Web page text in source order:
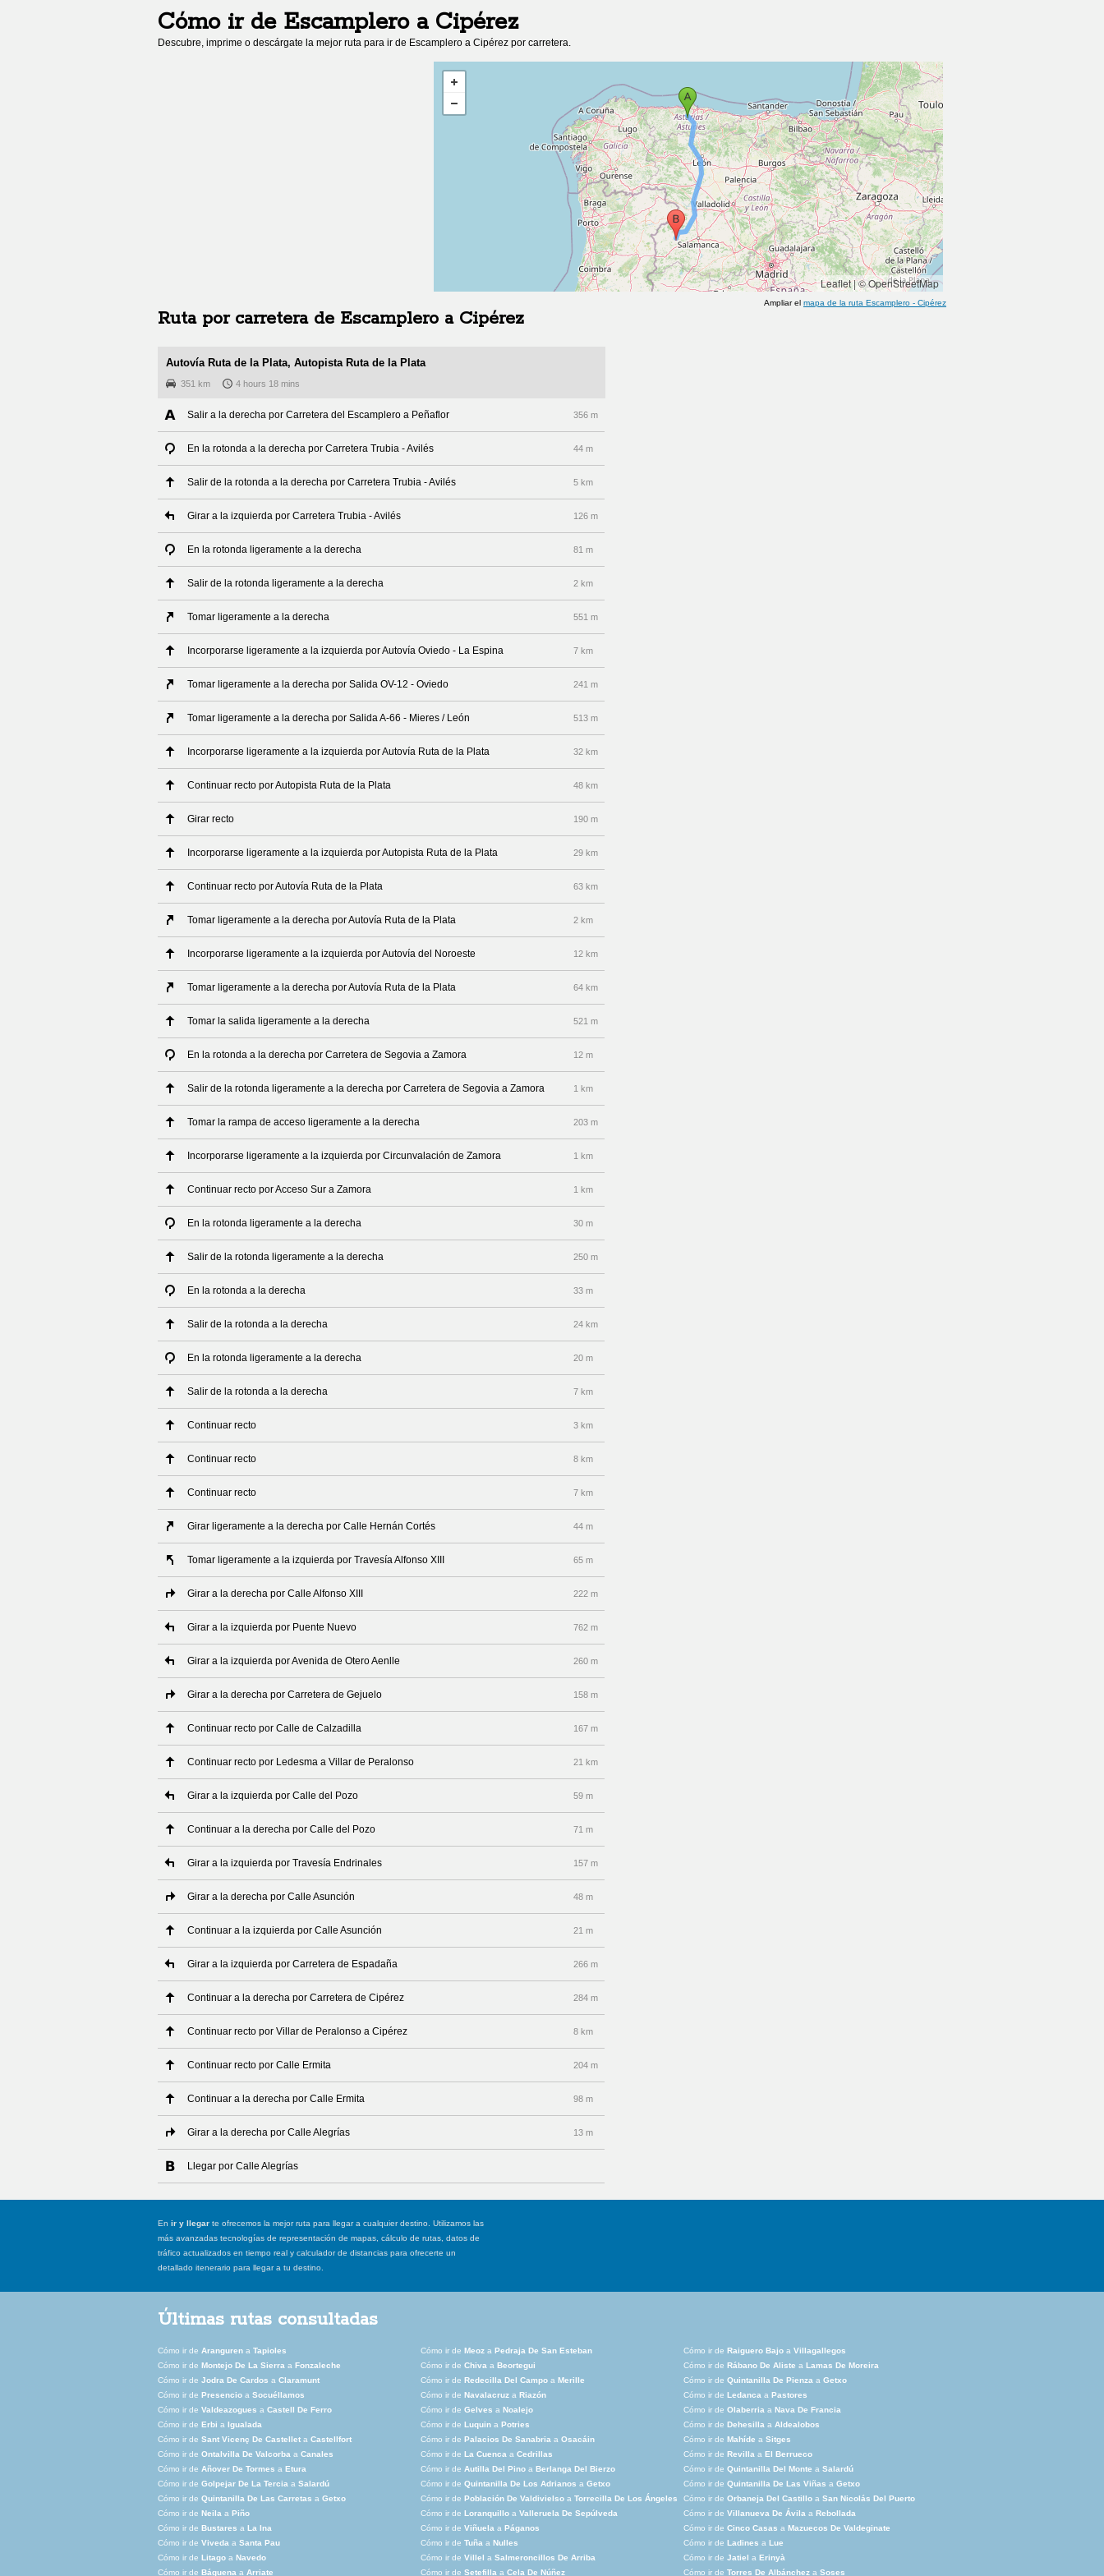
Cómo ir de Escampleroa Cipérez
Descubre, imprime o descárgate la mejor ruta para ir de Escamplero a Cipérez por carretera.
Leaflet|© OpenStreetMap
Ampliar el mapa de la ruta Escamplero - Cipérez
Ruta por carretera de Escamplero a Cipérez
Autovía Ruta de la Plata, Autopista Ruta de la Plata
351 km 4 hours 18 mins
Salir a la derecha por Carretera del Escamplero a Peñaflor 356 m
En la rotonda a la derecha por Carretera Trubia - Avilés 44 m
Salir de la rotonda a la derecha por Carretera Trubia - Avilés 5 km
Girar a la izquierda por Carretera Trubia - Avilés 126 m
En la rotonda ligeramente a la derecha 81 m
Salir de la rotonda ligeramente a la derecha 2 km
Tomar ligeramente a la derecha 551 m
Incorporarse ligeramente a la izquierda por Autovía Oviedo - La Espina 7 km
Tomar ligeramente a la derecha por Salida OV-12 - Oviedo 241 m
Tomar ligeramente a la derecha por Salida A-66 - Mieres / León 513 m
Incorporarse ligeramente a la izquierda por Autovía Ruta de la Plata 32 km
Continuar recto por Autopista Ruta de la Plata 48 km
Girar recto 190 m
Incorporarse ligeramente a la izquierda por Autopista Ruta de la Plata 29 km
Continuar recto por Autovía Ruta de la Plata 63 km
Tomar ligeramente a la derecha por Autovía Ruta de la Plata 2 km
Incorporarse ligeramente a la izquierda por Autovía del Noroeste 12 km
Tomar ligeramente a la derecha por Autovía Ruta de la Plata 64 km
Tomar la salida ligeramente a la derecha 521 m
En la rotonda a la derecha por Carretera de Segovia a Zamora 12 m
Salir de la rotonda ligeramente a la derecha por Carretera de Segovia a Zamora 1 km
Tomar la rampa de acceso ligeramente a la derecha 203 m
Incorporarse ligeramente a la izquierda por Circunvalación de Zamora 1 km
Continuar recto por Acceso Sur a Zamora 1 km
En la rotonda ligeramente a la derecha 30 m
Salir de la rotonda ligeramente a la derecha 250 m
En la rotonda a la derecha 33 m
Salir de la rotonda a la derecha 24 km
En la rotonda ligeramente a la derecha 20 m
Salir de la rotonda a la derecha 7 km
Continuar recto 3 km
Continuar recto 8 km
Continuar recto 7 km
Girar ligeramente a la derecha por Calle Hernán Cortés 44 m
Tomar ligeramente a la izquierda por Travesía Alfonso XIII 65 m
Girar a la derecha por Calle Alfonso XIII 222 m
Girar a la izquierda por Puente Nuevo 762 m
Girar a la izquierda por Avenida de Otero Aenlle 260 m
Girar a la derecha por Carretera de Gejuelo 158 m
Continuar recto por Calle de Calzadilla 167 m
Continuar recto por Ledesma a Villar de Peralonso 21 km
Girar a la izquierda por Calle del Pozo 59 m
Continuar a la derecha por Calle del Pozo 71 m
Girar a la izquierda por Travesía Endrinales 157 m
Girar a la derecha por Calle Asunción 48 m
Continuar a la izquierda por Calle Asunción 21 m
Girar a la izquierda por Carretera de Espadaña 266 m
Continuar a la derecha por Carretera de Cipérez 284 m
Continuar recto por Villar de Peralonso a Cipérez 8 km
Continuar recto por Calle Ermita 204 m
Continuar a la derecha por Calle Ermita 98 m
Girar a la derecha por Calle Alegrías 13 m
Llegar por Calle Alegrías
En ir y llegar te ofrecemos la mejor ruta para llegar a cualquier destino. Utilizamos las
más avanzadas tecnologías de representación de mapas, cálculo de rutas, datos de
tráfico actualizados en tiempo real y calculador de distancias para ofrecerte un
detallado itenerario para llegar a tu destino.
Últimas rutas consultadas
Cómo ir de Aranguren a Tapioles Cómo ir de Meoz a Pedraja De San Esteban Cómo ir de Raiguero Bajo a Villagallegos
Cómo ir de Montejo De La Sierra a Fonzaleche Cómo ir de Chiva a Beortegui Cómo ir de Rábano De Aliste a Lamas De Moreira
Cómo ir de Jodra De Cardos a Claramunt Cómo ir de Redecilla Del Campo a Merille Cómo ir de Quintanilla De Pienza a Getxo
Cómo ir de Presencio a Socuéllamos Cómo ir de Navalacruz a Riazón Cómo ir de Ledanca a Pastores
Cómo ir de Valdeazogues a Castell De Ferro Cómo ir de Gelves a Noalejo Cómo ir de Olaberria a Nava De Francia
Cómo ir de Erbi a Igualada Cómo ir de Luquin a Potries Cómo ir de Dehesilla a Aldealobos
Cómo ir de Sant Vicenç De Castellet a Castellfort Cómo ir de Palacios De Sanabria a Osacáin Cómo ir de Mahíde a Sitges
Cómo ir de Ontalvilla De Valcorba a Canales Cómo ir de La Cuenca a Cedrillas Cómo ir de Revilla a El Berrueco
Cómo ir de Añover De Tormes a Etura Cómo ir de Autilla Del Pino a Berlanga Del Bierzo Cómo ir de Quintanilla Del Monte a Salardú
Cómo ir de Golpejar De La Tercia a Salardú Cómo ir de Quintanilla De Los Adrianos a Getxo Cómo ir de Quintanilla De Las Viñas a Getxo
Cómo ir de Quintanilla De Las Carretas a Getxo Cómo ir de Población De Valdivielso a Torrecilla De Los Ángeles Cómo ir de Orbaneja Del Castillo a San Nicolás Del Puerto
Cómo ir de Neila a Piño Cómo ir de Loranquillo a Valleruela De Sepúlveda Cómo ir de Villanueva De Ávila a Rebollada
Cómo ir de Bustares a La Ina Cómo ir de Viñuela a Páganos Cómo ir de Cinco Casas a Mazuecos De Valdeginate
Cómo ir de Viveda a Santa Pau Cómo ir de Tuña a Nulles Cómo ir de Ladines a Lue
Cómo ir de Litago a Navedo Cómo ir de Villel a Salmeroncillos De Arriba Cómo ir de Jatiel a Erinyà
Cómo ir de Báguena a Arriate Cómo ir de Setefilla a Cela De Núñez Cómo ir de Torres De Albánchez a Soses